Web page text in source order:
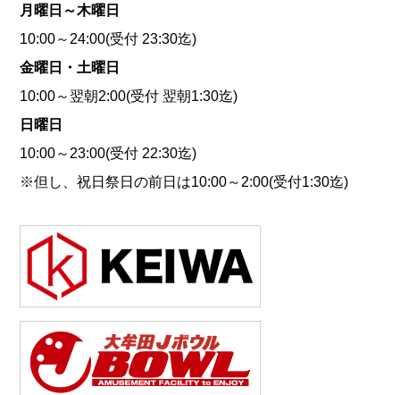
月曜日～木曜日
10:00～24:00(受付 23:30迄)
金曜日・土曜日
10:00～翌朝2:00(受付 翌朝1:30迄)
日曜日
10:00～23:00(受付 22:30迄)
※但し、祝日祭日の前日は10:00～2:00(受付1:30迄)